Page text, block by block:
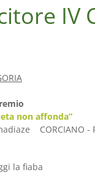
IV
non affonda”
CORCIANO -
la fiaba